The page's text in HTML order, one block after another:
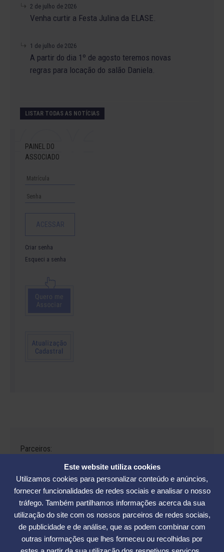
Este website utiliza cookies
Utilizamos cookies para personalizar conteúdo e anúncios,
fornecer funcionalidades de redes sociais e analisar o nosso
tráfego. Também partilhamos informações acerca da sua
utilização do site com os nossos parceiros de redes sociais,
de publicidade e de análise, que as podem combinar com
outras informações que lhes forneceu ou recolhidas por
2 de julho de 2026
Venha curtir a Festa Julina da ELASE.
1 de julho de 2026
A partir do dia 1º de agosto teremos novas
regras para locação do salão Daniela.
LISTAR TODAS AS NOTÍCIAS
PAINEL DO
ASSOCIADO
Criar senha
Esqueci a senha
Parceiros:
Avenida César Seara, 560 - Florianópolis | Telefones: (48) 3234-2986
- (48) 3234-2089 - (48) 3233-5370. | E-mail:elase@elase.com.br
Sede de Praia: Rua Elke Hering, 70, Barra da Lagoa - Florianópolis |
Telefone 48 3365-5789 | E-mail:sedepraia@elase.com.br